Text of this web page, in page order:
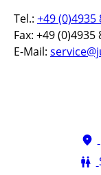
Tel.: +49 (0)4935
Fax: +49 (0)4935
E-Mail: